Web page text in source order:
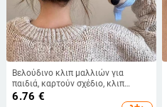
Βελούδινο κλιπ μαλλιών για
παιδιά, καρτούν σχέδιο, κλιπ
τύπου πάπιας, φιόγκος,
6.76 €